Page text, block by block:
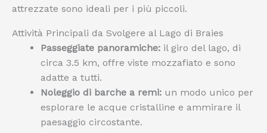
attrezzate sono ideali per i più piccoli.
Attività Principali da Svolgere al Lago di Braies
Passeggiate panoramiche: il giro del lago, di
circa 3.5 km, offre viste mozzafiato e sono
adatte a tutti.
Noleggio di barche a remi: un modo unico per
esplorare le acque cristalline e ammirare il
paesaggio circostante.